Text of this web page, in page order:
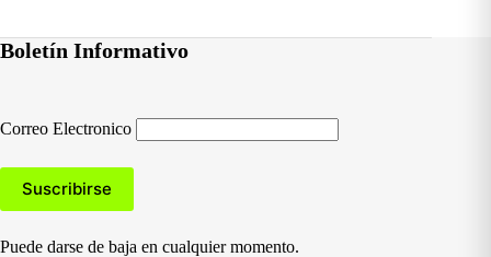
Boletín Informativo
Correo Electronico
Puede darse de baja en cualquier momento.